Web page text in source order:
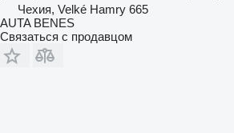
Чехия, Velké Hamry 665
AUTA BENES
Связаться с продавцом